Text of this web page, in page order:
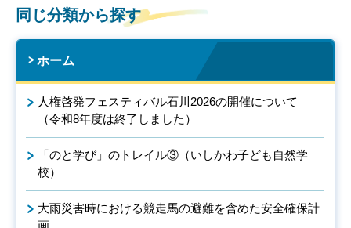
同じ分類から探す
ホーム
人権啓発フェスティバル石川2026の開催について
（令和8年度は終了しました）
「のと学び」のトレイル③（いしかわ子ども自然学
校）
大雨災害時における競走馬の避難を含めた安全確保計